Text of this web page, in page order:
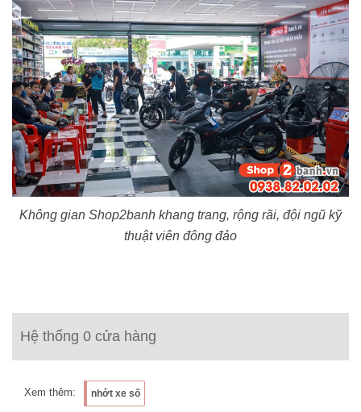
Không gian Shop2banh khang trang, rộng rãi, đội ngũ kỹ
thuật viên đông đảo
Hệ thống 0 cửa hàng
Xem thêm: nhớt xe số